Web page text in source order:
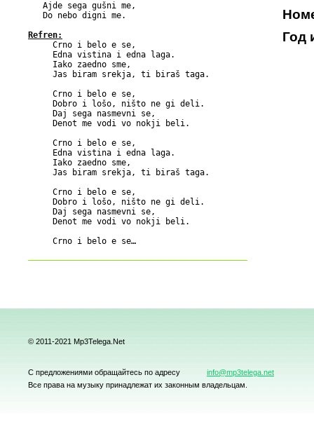
   Ajde sega gušni me,
   Do nebo digni me.
Refren:
Crno i belo e se,
     Edna vistina i edna laga.
     Iako zaedno sme,
     Jas biram srekja, ti biraš taga.
     Crno i belo e se,
     Dobro i lošo, ništo ne gi deli.
     Daj sega nasmevni se,
     Denot me vodi vo nokji beli.
     Crno i belo e se,
     Edna vistina i edna laga.
     Iako zaedno sme,
     Jas biram srekja, ti biraš taga.
     Crno i belo e se,
     Dobro i lošo, ništo ne gi deli.
     Daj sega nasmevni se,
     Denot me vodi vo nokji beli.
Год
© 2011-2021 Mp3Telega.Net
С предложениями обращайтесь по адресу
info@mp3telega.net
Все права на музыку принадлежат их законным владельцам.